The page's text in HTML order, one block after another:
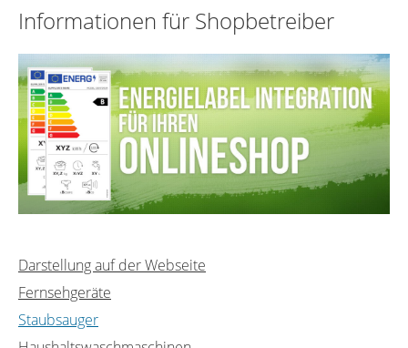
Informationen für Shopbetreiber
Darstellung auf der Webseite
Fernsehgeräte
Staubsauger